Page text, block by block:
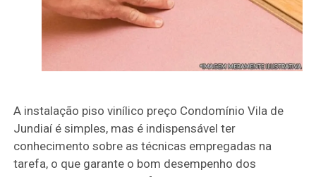
A instalação piso vinílico preço Condomínio Vila de
Jundiaí é simples, mas é indispensável ter
conhecimento sobre as técnicas empregadas na
tarefa, o que garante o bom desempenho dos